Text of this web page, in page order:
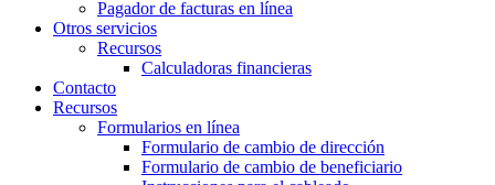
Pagador de facturas en línea
Otros servicios
Recursos
Calculadoras financieras
Contacto
Recursos
Formularios en línea
Formulario de cambio de dirección
Formulario de cambio de beneficiario